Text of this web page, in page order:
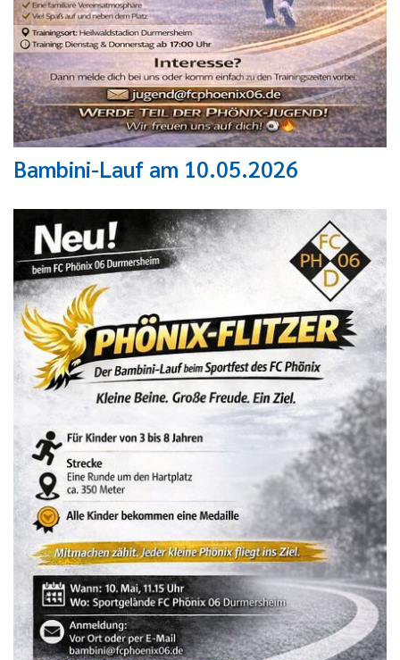
Bambini-Lauf am 10.05.2026